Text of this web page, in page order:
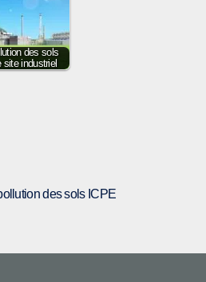
des sols
site industriel
des sols ICPE